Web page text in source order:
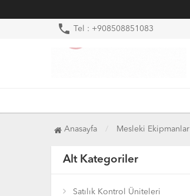
phone Tel : +908508851083
Anasayfa Mesleki Ekipmanlar
Alt Kategoriler
Satılık Kontrol Üniteleri